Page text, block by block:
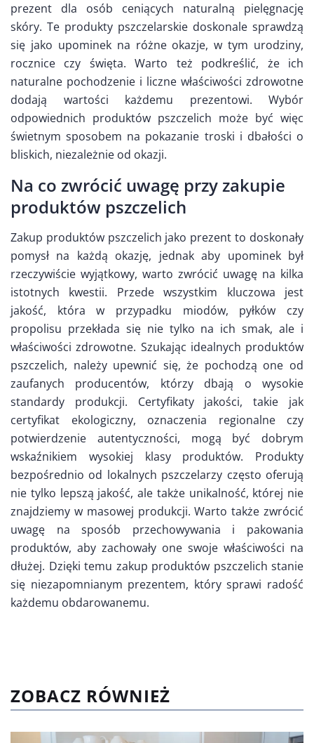
prezent dla osób ceniących naturalną pielęgnację
skóry. Te produkty pszczelarskie doskonale sprawdzą
się jako upominek na różne okazje, w tym urodziny,
rocznice czy święta. Warto też podkreślić, że ich
naturalne pochodzenie i liczne właściwości zdrowotne
dodają wartości każdemu prezentowi. Wybór
odpowiednich produktów pszczelich może być więc
świetnym sposobem na pokazanie troski i dbałości o
bliskich, niezależnie od okazji.
Na co zwrócić uwagę przy zakupie
produktów pszczelich
Zakup produktów pszczelich jako prezent to doskonały
pomysł na każdą okazję, jednak aby upominek był
rzeczywiście wyjątkowy, warto zwrócić uwagę na kilka
istotnych kwestii. Przede wszystkim kluczowa jest
jakość, która w przypadku miodów, pyłków czy
propolisu przekłada się nie tylko na ich smak, ale i
właściwości zdrowotne. Szukając idealnych produktów
pszczelich, należy upewnić się, że pochodzą one od
zaufanych producentów, którzy dbają o wysokie
standardy produkcji. Certyfikaty jakości, takie jak
certyfikat ekologiczny, oznaczenia regionalne czy
potwierdzenie autentyczności, mogą być dobrym
wskaźnikiem wysokiej klasy produktów. Produkty
bezpośrednio od lokalnych pszczelarzy często oferują
nie tylko lepszą jakość, ale także unikalność, której nie
znajdziemy w masowej produkcji. Warto także zwrócić
uwagę na sposób przechowywania i pakowania
produktów, aby zachowały one swoje właściwości na
dłużej. Dzięki temu zakup produktów pszczelich stanie
się niezapomnianym prezentem, który sprawi radość
każdemu obdarowanemu.
ZOBACZ RÓWNIEŻ